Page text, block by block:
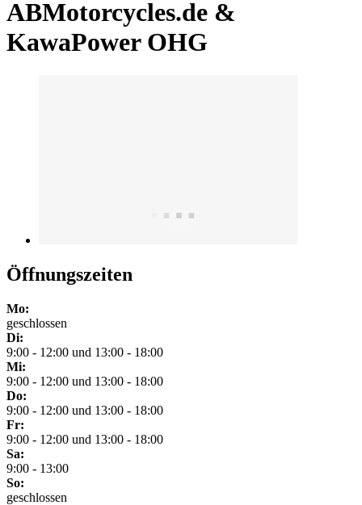
ABMotorcycles.de &
KawaPower OHG
Öffnungszeiten
Mo:
geschlossen
Di:
9:00 - 12:00 und 13:00 - 18:00
Mi:
9:00 - 12:00 und 13:00 - 18:00
Do:
9:00 - 12:00 und 13:00 - 18:00
Fr:
9:00 - 12:00 und 13:00 - 18:00
Sa:
9:00 - 13:00
So:
geschlossen